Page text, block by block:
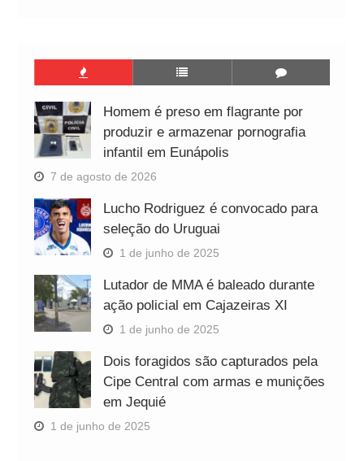
Homem é preso em flagrante por
produzir e armazenar pornografia
infantil em Eunápolis
7 de agosto de 2026
Lucho Rodriguez é convocado para
seleção do Uruguai
1 de junho de 2025
Lutador de MMA é baleado durante
ação policial em Cajazeiras XI
1 de junho de 2025
Dois foragidos são capturados pela
Cipe Central com armas e munições
em Jequié
1 de junho de 2025